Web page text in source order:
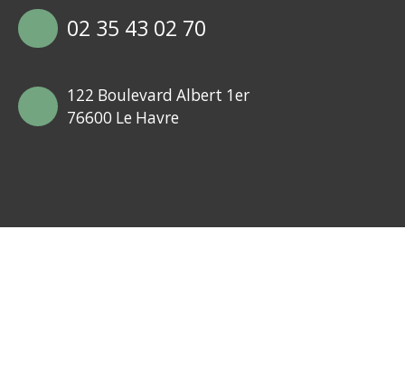
02 35 43 02 70
122 Boulevard Albert 1er
76600 Le Havre